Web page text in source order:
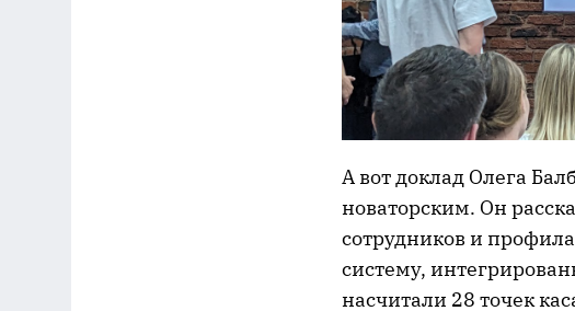
А вот доклад Олега
новаторским. Он
сотрудников и
систему,
насчитали 28 точек